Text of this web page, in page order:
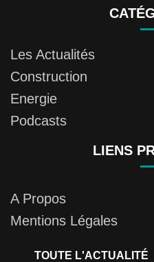
Les Actualités
Construction
Energie
Podcasts
LIENS
A Propos
Mentions Légales
TOUTE L'ACTUALITÉ